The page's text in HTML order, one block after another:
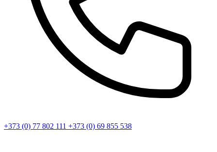
+373 (0) 77 802 111 +373 (0) 69 855 538